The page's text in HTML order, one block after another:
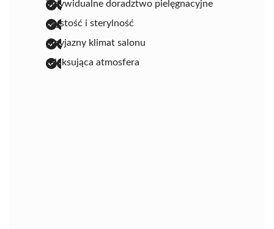
indywidualne doradztwo pielęgnacyjne
czystość i sterylność
przyjazny klimat salonu
relaksująca atmosfera